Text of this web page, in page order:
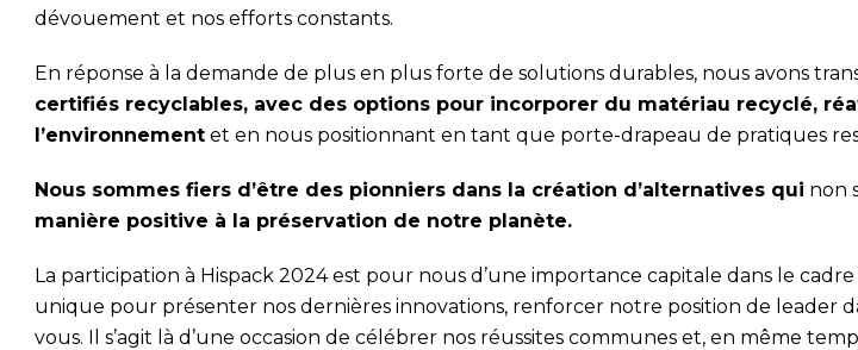
dévouement et nos efforts constants.
En réponse à la demande de plus en plus forte de solutions durables, nous avons
certifiés recyclables, avec des options pour incorporer du matériau recyclé,
l’environnementet en nous positionnant en tant que porte-drapeau de pratiques
Nous sommes fiers d’être des pionniers dans la création d’alternatives qui non
manière positive à la préservation de notre planète.
La participation à Hispack 2024 est pour nous d’une importance capitale dans le
unique pour présenter nos dernières innovations, renforcer notre position de leader
vous. Il s’agit là d’une occasion de célébrer nos réussites communes et, en même